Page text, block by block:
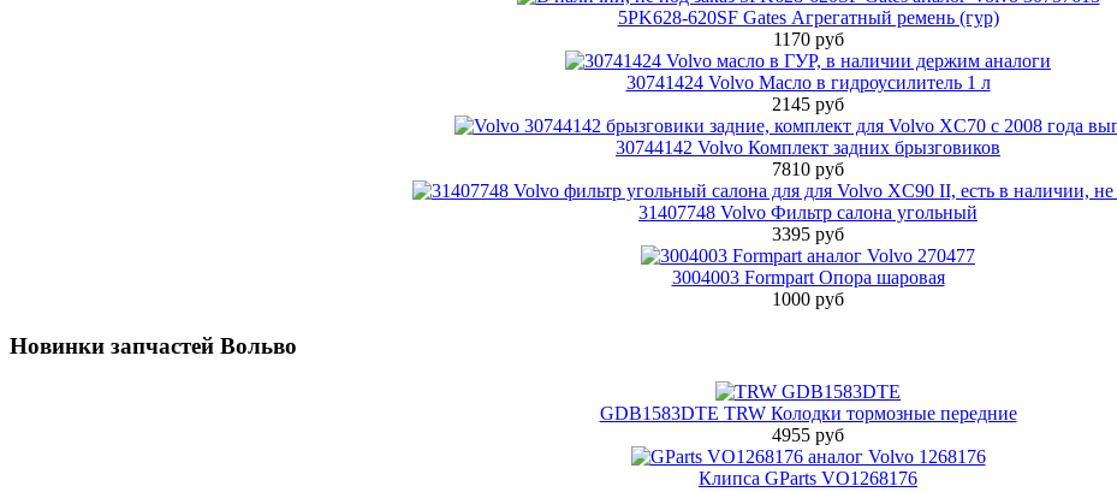
5PK628-620SF Gates Агрегатный ремень (гур)
1170 руб
30741424 Volvo Масло в гидроусилитель 1 л
2145 руб
30744142 Volvo Комплект задних брызговиков
7810 руб
31407748 Volvo Фильтр салона угольный
3395 руб
3004003 Formpart Опора шаровая
1000 руб
Новинки запчастей Вольво
GDB1583DTE TRW Колодки тормозные передние
4955 руб
Клипса GParts VO1268176